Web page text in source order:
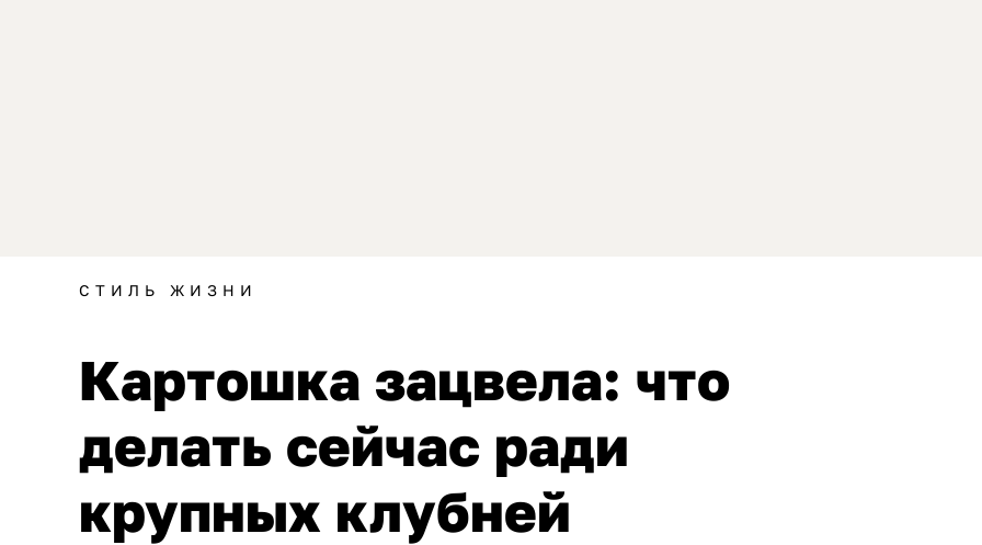
СТИЛЬ ЖИЗНИ
Картошка зацвела: что
делать сейчас ради
крупных клубней